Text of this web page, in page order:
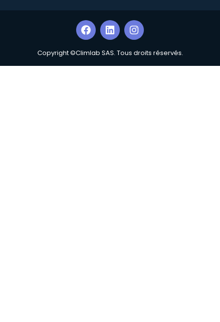
Copyright ©Climlab SAS. Tous droits réservés.